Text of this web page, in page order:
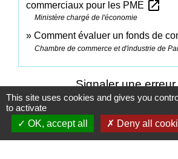
commerciaux pour les PME open_in_new
Ministère chargé de l'économie
Comment évaluer un fonds de
Chambre de commerce et d'industrie de
Signaler une
This site uses cookies and gives you
to activate
OK, accept all
Deny all